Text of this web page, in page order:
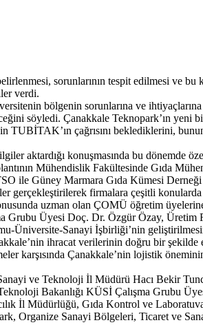
sorunlarının tespit edilmesi ve bu
verdi.
bölgenin sorunlarına ve ihtiyaçlarına
söyledi. Çanakkale Teknopark’ın yeni
çağrısını beklediklerini,
aktardığı konuşmasında bu dönemde
Mühendislik Fakültesinde Gıda
ile Güney Marmara Gıda Kümesi
gerçekleştirilerek firmalara çeşitli
uzman olan ÇOMÜ öğretim
Üyesi Doç. Dr. Özgür Özay, Üretim
Üniversite-Sanayi İşbirliği’nin
ihracat verilerinin doğru bir
karşısında Çanakkale’nin lojistik
ve Teknoloji İl Müdürü Hacı Bekir
Bakanlığı KÜSİ Çalışma Grubu
İl Müdürlüğü, Gıda Kontrol ve
Sanayi Bölgeleri, Ticaret ve